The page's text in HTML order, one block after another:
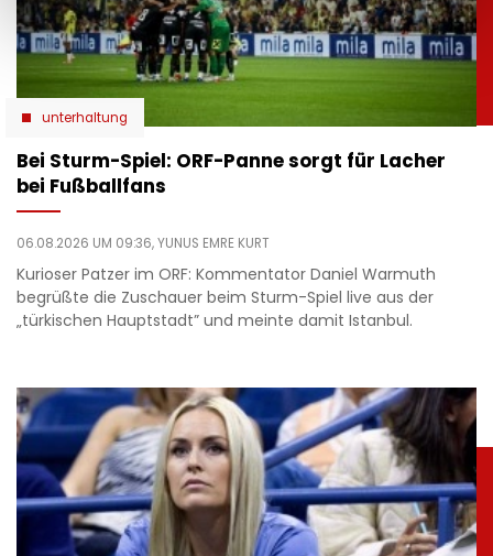
unterhaltung
Bei Sturm-Spiel: ORF-Panne sorgt für Lacher
bei Fußballfans
06.08.2026 UM 09:36,YUNUS EMRE KURT
Kurioser Patzer im ORF: Kommentator Daniel Warmuth
begrüßte die Zuschauer beim Sturm-Spiel live aus der
„türkischen Hauptstadt” und meinte damit Istanbul.